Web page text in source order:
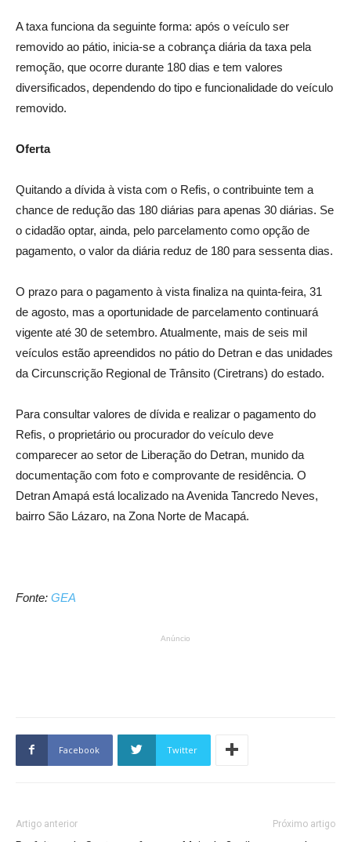
A taxa funciona da seguinte forma: após o veículo ser
removido ao pátio, inicia-se a cobrança diária da taxa pela
remoção, que ocorre durante 180 dias e tem valores
diversificados, dependendo do tipo e funcionalidade do veículo
removido.
Oferta
Quitando a dívida à vista com o Refis, o contribuinte tem a
chance de redução das 180 diárias para apenas 30 diárias. Se
o cidadão optar, ainda, pelo parcelamento como opção de
pagamento, o valor da diária reduz de 180 para sessenta dias.
O prazo para o pagamento à vista finaliza na quinta-feira, 31
de agosto, mas a oportunidade de parcelamento continuará
vigente até 30 de setembro. Atualmente, mais de seis mil
veículos estão apreendidos no pátio do Detran e das unidades
da Circunscrição Regional de Trânsito (Ciretrans) do estado.
Para consultar valores de dívida e realizar o pagamento do
Refis, o proprietário ou procurador do veículo deve
comparecer ao setor de Liberação do Detran, munido da
documentação com foto e comprovante de residência. O
Detran Amapá está localizado na Avenida Tancredo Neves,
bairro São Lázaro, na Zona Norte de Macapá.
Fonte: GEA
Anúncio
Facebook Twitter
Artigo anterior Próximo artigo